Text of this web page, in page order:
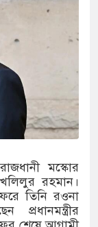
মস্কোর
খলিলুর রহমান।
তিনি রওনা